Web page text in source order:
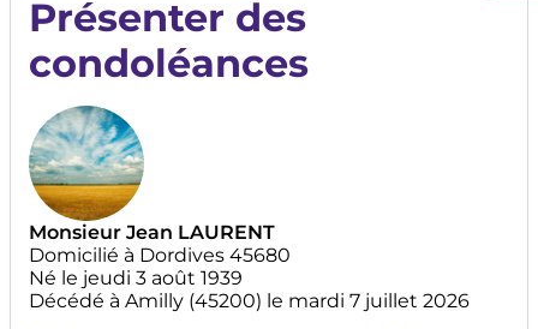
Présenter des
condoléances
Monsieur Jean LAURENT
Domicilié à Dordives 45680
Né le jeudi 3 août 1939
Décédé à Amilly (45200) le mardi 7 juillet 2026